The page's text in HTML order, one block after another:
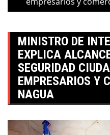
MINISTRO DE
EXPLICA
SEGURIDAD
EMPRESARIOS Y
NAGUA